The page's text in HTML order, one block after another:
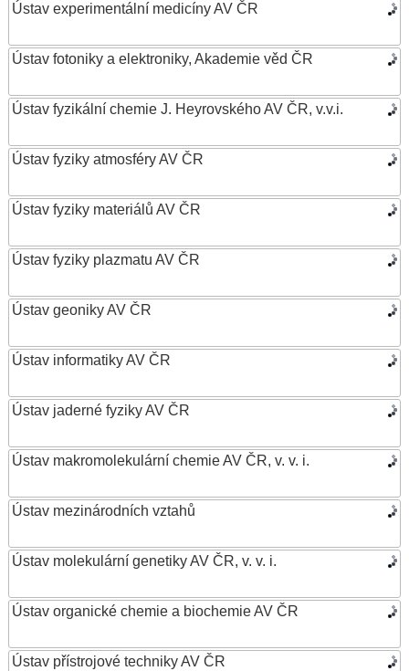
Ústav experimentální medicíny AV ČR
Ústav fotoniky a elektroniky, Akademie věd ČR
Ústav fyzikální chemie J. Heyrovského AV ČR, v.v.i.
Ústav fyziky atmosféry AV ČR
Ústav fyziky materiálů AV ČR
Ústav fyziky plazmatu AV ČR
Ústav geoniky AV ČR
Ústav informatiky AV ČR
Ústav jaderné fyziky AV ČR
Ústav makromolekulární chemie AV ČR, v. v. i.
Ústav mezinárodních vztahů
Ústav molekulární genetiky AV ČR, v. v. i.
Ústav organické chemie a biochemie AV ČR
Ústav přístrojové techniky AV ČR